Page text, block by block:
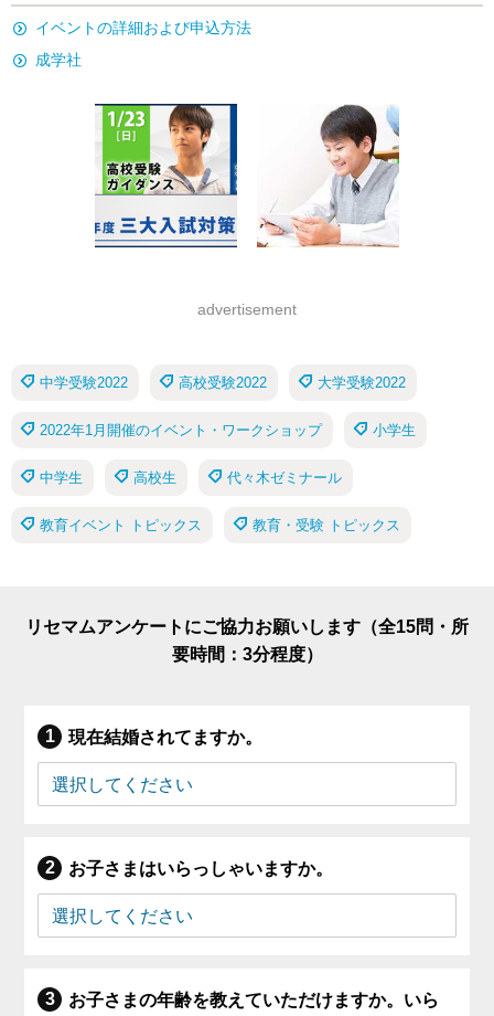
イベントの詳細および申込方法
成学社
advertisement
中学受験2022 高校受験2022 大学受験2022
2022年1月開催のイベント・ワークショップ 小学生
中学生 高校生 代々木ゼミナール
教育イベント トピックス 教育・受験 トピックス
リセマムアンケートにご協力お願いします（全15問・所
要時間：3分程度）
現在結婚されてますか。
お子さまはいらっしゃいますか。
お子さまの年齢を教えていただけますか。いら